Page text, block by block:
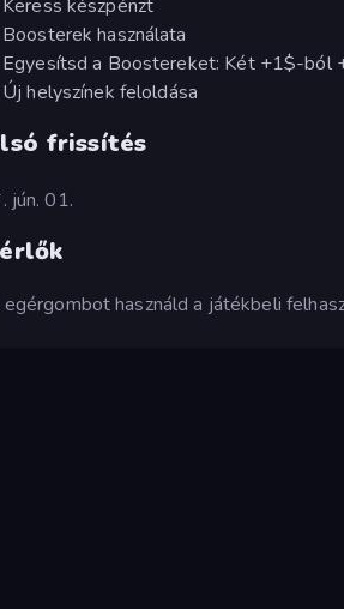
Keress készpénzt
Boosterek használata
Egyesítsd a Boostereket: Két +1$-ból
Új helyszínek feloldása
frissítés
jún. 01.
használd a játékbeli